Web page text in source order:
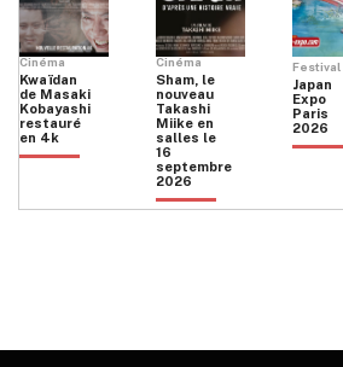
Cinéma
Kwaïdan
de Masaki
Kobayashi
restauré
en 4k
Cinéma
Sham, le
nouveau
Takashi
Miike en
salles le
16
septembre
2026
Festival
Japan
Expo
Paris
2026